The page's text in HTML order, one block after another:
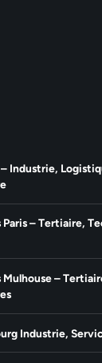
– Industrie,
Paris – Tertiaire,
Mulhouse –
Industrie,